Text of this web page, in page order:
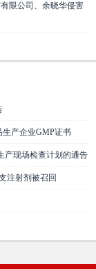
限公司、余晓华侵害
生产企业GMP证书
产现场检查计划的通告
注射剂被召回